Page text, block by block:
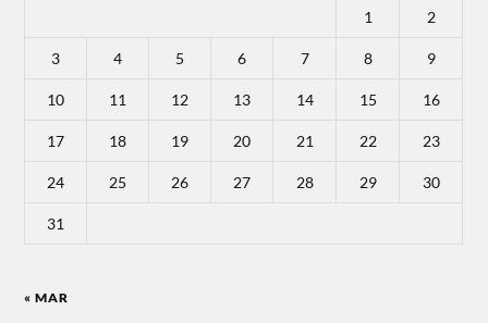
1 2
3 4 5 6 7 8 9
10 11 12 13 14 15 16
17 18 19 20 21 22 23
24 25 26 27 28 29 30
31
« MAR